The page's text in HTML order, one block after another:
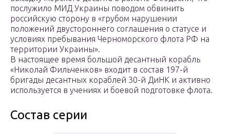
послужило МИД Украины поводом обвинить
российскую сторону в «грубом нарушении
положений двустороннего соглашения о статусе и
условиях пребывания Черноморского флота РФ на
территории Украины».
В настоящее время большой десантный корабль
«Николай Фильченков» входит в состав 197-й
бригады десантных кораблей 30-й ДиНК и активно
используется в учениях и боевой подготовке флота.
Состав серии